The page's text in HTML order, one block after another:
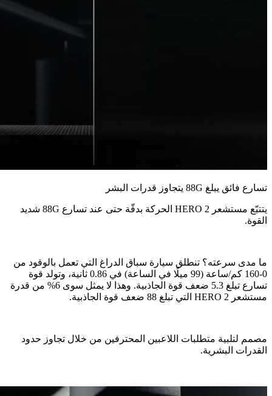
تسارع فائق يبلغ 88G يتجاوز قدرات البشر
يتتبّع مستشعر HERO 2 الحركة بدقّة حتى عند تسارع 88G شديد
القوة.
ما مدى سرعته؟ تنطلق سيارة سباق الدراغ التي تعمل بالوقود من
0-160 كم/ساعة (99 ميلًا في الساعة) في 0.86 ثانية، وتولد قوة
تسارع تبلغ 5.3 ضعف قوة الجاذبية. وهذا لا يمثل سوى 6% من قدرة
مستشعر ‎HERO 2‏ التي تبلغ 88 ضعف قوة الجاذبية.
مصمم لتلبية متطلبات اللاعبين المحترفين من خلال تجاوز حدود
القدرات البشرية.